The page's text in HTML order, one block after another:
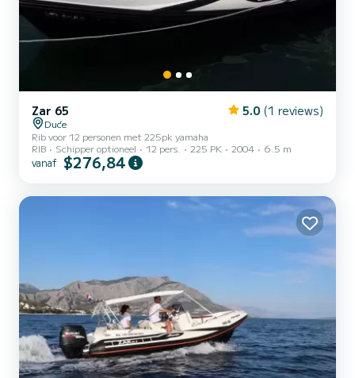
Zar 65 5.0 (1 reviews)
Duće
Rib voor 12 personen met 225pk yamaha
RIB
Schipper optioneel 12 pers. 225 PK 2004 6.5 m
vanaf $276,84